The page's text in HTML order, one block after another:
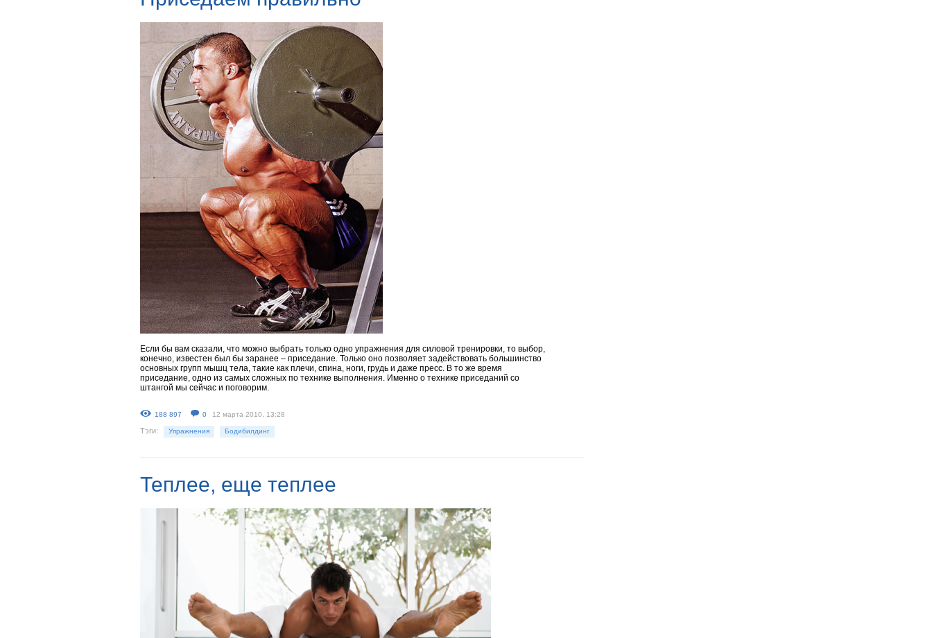
Если бы вам сказали, что можно выбрать только одно упражнения для силовой тренировки, то выбор,
конечно, известен был бы заранее – приседание. Только оно позволяет задействовать большинство
основных групп мышц тела, такие как плечи, спина, ноги, грудь и даже пресс. В то же время
приседание, одно из самых сложных по технике выполнения. Именно о технике приседаний со
штангой мы сейчас и поговорим.
188 897 0 12 марта 2010, 13:28
Тэги: Упражнения Бодибилдинг
Теплее, еще теплее